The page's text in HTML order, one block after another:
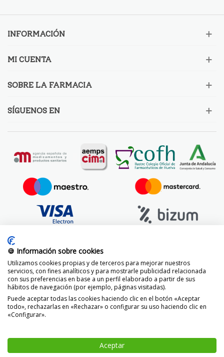
INFORMACIÓN
MI CUENTA
SOBRE LA FARMACIA
SÍGUENOS EN
© 2014 -2026 FarmaciaVizcaíno.com
🍪 Información sobre cookies
Utilizamos cookies propias y de terceros para mejorar nuestros
servicios, con fines analíticos y para mostrarle publicidad relacionada
con sus preferencias en base a un perfil elaborado a partir de sus
hábitos de navegación (por ejemplo, páginas visitadas).
Puede aceptar todas las cookies haciendo clic en el botón «Aceptar
todo», rechazarlas en «Rechazar» o configurar su uso haciendo clic en
«Configurar».
Aceptar